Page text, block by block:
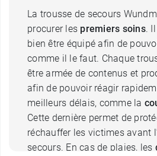
La trousse de secours
procurer les premiers soins.
bien être équipé afin de
comme il le faut. Chaque
être armée de contenus et
afin de pouvoir réagir
meilleurs délais, comme la
Cette dernière permet de
réchauffer les victimes avant
secours. En cas de plaies, les